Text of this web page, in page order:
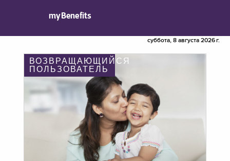
myBenefits
суббота, 8 августа 2026 г.
ВОЗВРАЩАЮЩИЙСЯ
ПОЛЬЗОВАТЕЛЬ